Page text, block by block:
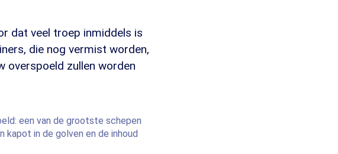
dat veel troep inmiddels is
die nog vermist worden,
overspoeld zullen worden
een van de grootste schepen
kapot in de golven en de inhoud